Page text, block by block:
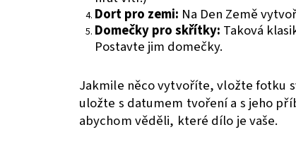
Dort pro zemi: Na Den Země
Domečky pro skřítky: Taková
Postavte jim domečky.
Jakmile něco vytvoříte, vložte fotku
uložte s datumem tvoření a s jeho
abychom věděli, které dílo je vaše.